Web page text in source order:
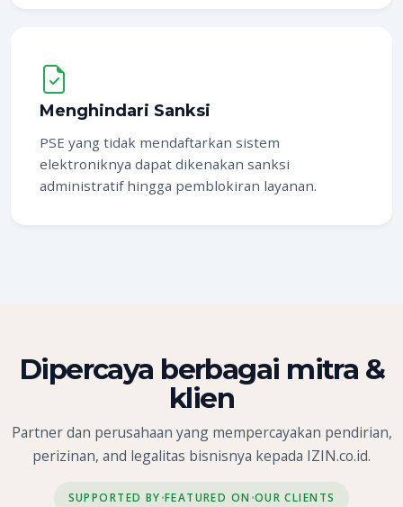
Menghindari Sanksi
PSE yang tidak mendaftarkan sistem
elektroniknya dapat dikenakan sanksi
administratif hingga pemblokiran layanan.
Dipercaya berbagai mitra &
klien
Partner dan perusahaan yang mempercayakan pendirian,
perizinan, and legalitas bisnisnya kepada IZIN.co.id.
SUPPORTED BY •FEATURED ON •OUR CLIENTS